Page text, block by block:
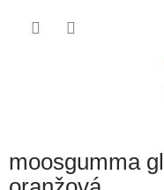
moosgumma